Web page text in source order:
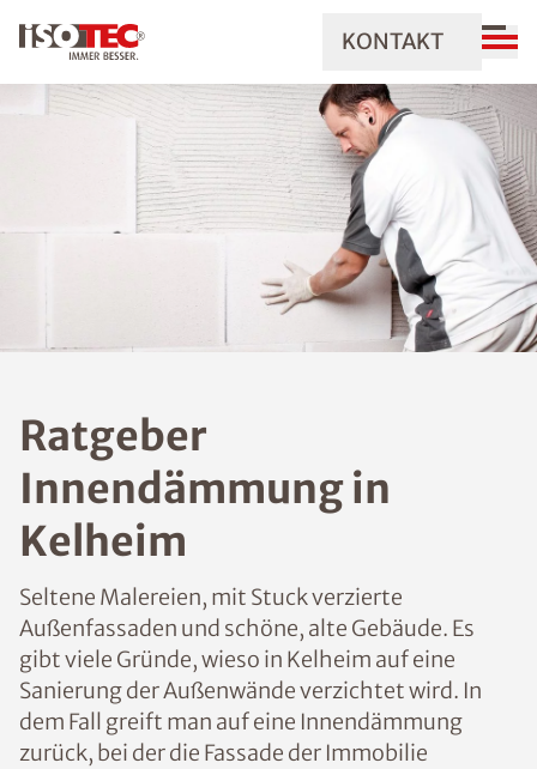
KONTAKT
Ratgeber
Innendämmung in
Kelheim
Seltene Malereien, mit Stuck verzierte
Außenfassaden und schöne, alte Gebäude. Es
gibt viele Gründe, wieso in Kelheim auf eine
Sanierung der Außenwände verzichtet wird. In
dem Fall greift man auf eine Innendämmung
zurück, bei der die Fassade der Immobilie